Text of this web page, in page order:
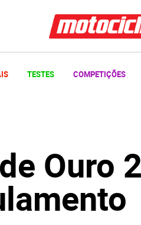
TESTES COMPETIÇÕES
Ouro